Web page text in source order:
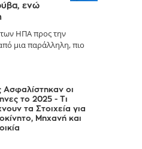
ενώ
ΗΠΑ προς την
μια παράλληλη, πιο
Ασφαλίστηκαν οι
το 2025 - Τι
τα Στοιχεία για
Μηχανή και